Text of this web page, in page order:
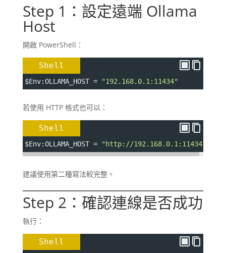
Step 1：設定遠端 Ollama
Host
開啟 PowerShell：
Shell
$Env:OLLAMA_HOST = "192.168.0.1:11434"
若使用 HTTP 格式也可以：
Shell
$Env:OLLAMA_HOST = "http://192.168.0.1:11434"
建議使用第二種寫法較完整。
Step 2：確認連線是否成功
執行：
Shell